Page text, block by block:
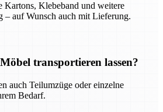
Kartons, Klebeband und weitere
– auf Wunsch auch mit Lieferung.
transportieren lassen?
auch Teilumzüge oder einzelne
Bedarf.